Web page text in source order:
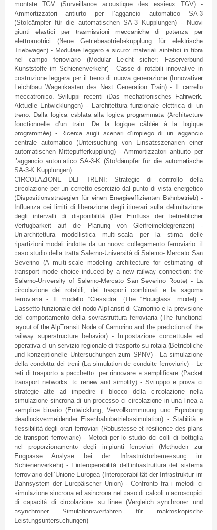
montate
TGV (Surveillanceacoustique des essieux TGV) -
Ammortizzatori
antiurto per l’aggancio automaticoSA-3
(Sto!dämpfer fürdie automatischenSA-3 Kupplungen) -
Nuovi
giunti
elastici per trasmissioni meccaniche di potenzaper
elettromotrici (Neue Getriebeabtriebekupplung für
elektrische
Triebwagen) - Modulare leggeroe sicuro: materiali sintetici in fibra
nel
campo ferroviario(Modular Leicht sicher:
Faserverbund
Kunststoffe im Schienenverkehr) - Casse di rotabili innovative in
costruzione leggeraper il treno di nuova generazione (Innovativer
Leichtbau Wagenkastendes Next Generation Train) - Il carrello
meccatronico.Sviluppi recenti (Das mechatronisches Fahrwerk.
Aktuelle Entwicklungen) - L’architettura funzionale elettrica di un
treno. Dalla logica cablata alla logica programmata(Architecture
fonctionnelle
d’untrain. De la logique câblée àla
logique
programmée) - Ricerca sugli scenari d’impiego di un aggancio
centrale
automatico(Untersuchungvon Einsatzszenarien
einer
automatischen Mittepufferkupplung) - Ammortizzatori antiurtoper
l’aggancio automatico SA-3-K (Sto!dämpfer für die automatische
SA-3-K Kupplungen)
CIRCOLAZIONE DEITRENI :Strategie di controllo
della
circolazioneper un corretto esercizio dal punto di vista energetico
(Dispositionsstrategien für einen Energieeffizienten Bahnbetrieb) -
Influenza dei limiti di liberazione degli itinerari sulla delimitazione
degli
intervalli di disponibilità(Der Einfluss der
betrieblicher
Verfugbarkeit
aufdie PlanungvonGleifreimeldegrenzen) -
Un’architettura
modellistica multi-scalaper lastima
delle
ripartizioni modali indotte daun nuovo collegamento ferroviario: il
casostudiodella tratta Salerno-Università di Salerno- Mercato San
Severino(A multi-scale modeling architecture for estimating of
transport mode choice induced by a new railway connection: the
Salerno-University of Salerno-MercatoSanSeverino Route) - La
circolazione
dei rotabili, dei trasporti combinati e la sagoma
ferroviaria- Il modello “Clessidra” (The “Hourglass” model) -
L’assetto funzionaledel nodo AlpTansit di Camorinoe la previsione
del comportamento della sovrastruttura ferroviaria(The functional
layout of theAlpTransit Node ofCamorino and the prediction of the
railway superstructure behavior) -
Impostazione concettuale ed
operativa di un servizio regionale di trasporto su rotaia(Betriebliche
und konzeptionelle Untersuchungen zum SPNV) - La simulazione
della condotta dei treni (La simulation deconduite ferroviarie) - Le
reti di trasporto apacchetto: per rinnovare esemplificare (Packet
transport networks: to renew and simplify) -Sviluppo eprova di
strategie
atte ad impedire il blocco della circolazione
nella
simulazione sincrona di un processo di circolazionein una lineaa
semplice
binario (Entwicklung,Vervollkommnung und
Erprobung
deadlockvermeidender
Eisenbahnbetriebssimulation) - Stabilitàe
flessibilità degli orari ferroviari (Robustesseet résilience des plans
de transport ferroviarie) - Metodi per lo studio dei colli di bottiglia
nel
proporzionamento degli impianti ferroviari (Methoden
zur
Engpasse
Analyse bei der Infrastrukturbemessung
im
Schienenverkehr) - L’interoperabilità dell’infrastrutturadel sistema
ferroviario dell’Unione Europea(Interoperabilität der Infrastruktur im
Bahnsystem der Europäischer Union) - Confronto frai metodi di
simulazione sincrona ed asincrona nel caso di calcoli macroscopici
di capacità di circolazione su linee (Vergleich synchroner und
asynchroner
Simulationsverfahren für
makroskopische
Leistungsuntersuchungen)